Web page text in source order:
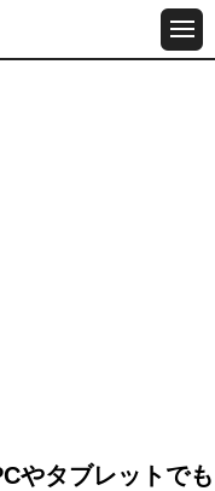
やタブレットでも